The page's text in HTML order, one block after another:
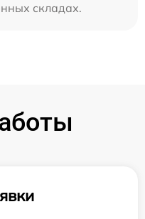
складах.